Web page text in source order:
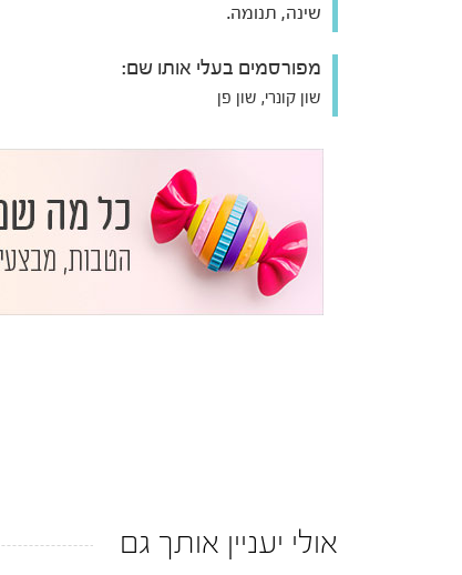
שינה, תנומה.
מפורסמים בעלי אותו שם:
שון קונרי, שון פן
אולי יעניין אותך גם